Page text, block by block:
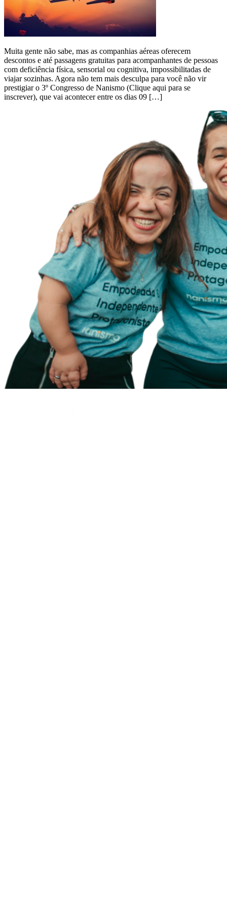
Muita gente não sabe, mas as companhias aéreas oferecem
descontos e até passagens gratuitas para acompanhantes de pessoas
com deficiência física, sensorial ou cognitiva, impossibilitadas de
viajar sozinhas. Agora não tem mais desculpa para você não vir
prestigiar o 3º Congresso de Nanismo (Clique aqui para se
inscrever), que vai acontecer entre os dias 09 […]